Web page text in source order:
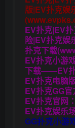
版|EV扑克
EV扑克|EV
险|EV扑克
扑克下载
EV扑克小游
下载——EV
EV扑克电脑
EV扑克GG官
EV扑克官网：
EV扑克娱乐
GG扑克小游